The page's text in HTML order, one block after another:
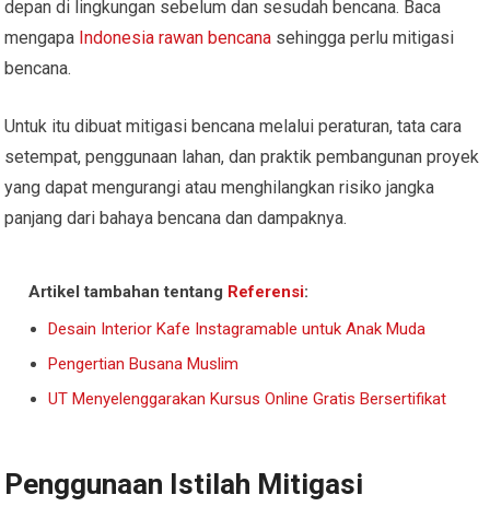
depan di lingkungan sebelum dan sesudah bencana. Baca
mengapa Indonesia rawan bencana sehingga perlu mitigasi
bencana.
Untuk itu dibuat mitigasi bencana melalui peraturan, tata cara
setempat, penggunaan lahan, dan praktik pembangunan proyek
yang dapat mengurangi atau menghilangkan risiko jangka
panjang dari bahaya bencana dan dampaknya.
Artikel tambahan tentang Referensi:
Desain Interior Kafe Instagramable untuk Anak Muda
Pengertian Busana Muslim
UT Menyelenggarakan Kursus Online Gratis Bersertifikat
Penggunaan Istilah Mitigasi